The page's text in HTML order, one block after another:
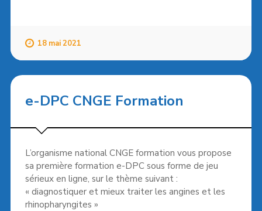
18 mai 2021
e-DPC CNGE Formation
L’organisme national CNGE formation vous propose
sa première formation e-DPC sous forme de jeu
sérieux en ligne, sur le thème suivant :
« diagnostiquer et mieux traiter les angines et les
rhinopharyngites »